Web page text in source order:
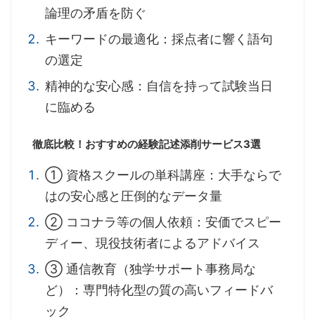
論理の矛盾を防ぐ
キーワードの最適化：採点者に響く語句
の選定
精神的な安心感：自信を持って試験当日
に臨める
徹底比較！おすすめの経験記述添削サービス3選
① 資格スクールの単科講座：大手ならで
はの安心感と圧倒的なデータ量
② ココナラ等の個人依頼：安価でスピー
ディー、現役技術者によるアドバイス
③ 通信教育（独学サポート事務局な
ど）：専門特化型の質の高いフィードバ
ック